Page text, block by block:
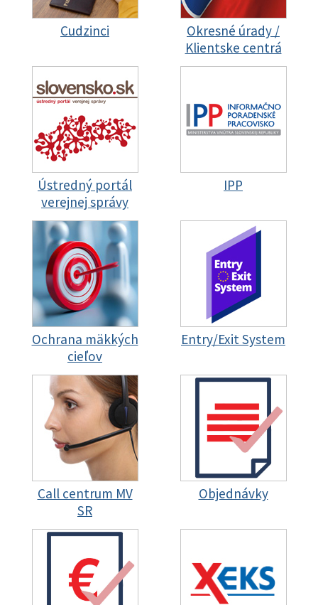
Cudzinci
Okresné úrady /
Klientske centrá
Ústredný portál
verejnej správy
IPP
Ochrana mäkkých
cieľov
Entry/Exit System
Call centrum MV
SR
Objednávky